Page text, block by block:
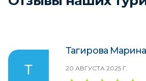
Тагирова Марина
20 АВГУСТА 2025 Г.